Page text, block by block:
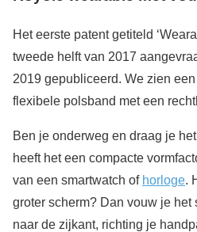
Het eerste patent getiteld
tweede helft van 2017
2019 gepubliceerd. We zien
flexibele polsband met een
Ben je onderweg en draag je
heeft het een compacte
van een smartwatch of horloge.
groter scherm? Dan vouw je het
naar de zijkant, richting je